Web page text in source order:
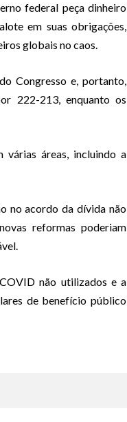
federal peça dinheiro
em suas obrigações,
globais no caos.
Congresso e, portanto,
222-213, enquanto os
várias áreas, incluindo a
no acordo da dívida não
reformas poderiam
não utilizados e a
de benefício público